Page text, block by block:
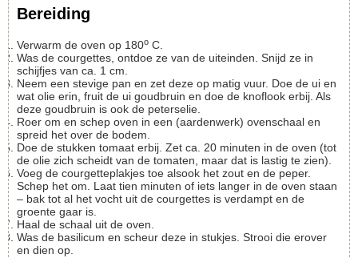
Bereiding
Verwarm de oven op 180o C.
Was de courgettes, ontdoe ze van de uiteinden. Snijd ze in
schijfjes van ca. 1 cm.
Neem een stevige pan en zet deze op matig vuur. Doe de ui en
wat olie erin, fruit de ui goudbruin en doe de knoflook erbij. Als
deze goudbruin is ook de peterselie.
Roer om en schep oven in een (aardenwerk) ovenschaal en
spreid het over de bodem.
Doe de stukken tomaat erbij. Zet ca. 20 minuten in de oven (tot
de olie zich scheidt van de tomaten, maar dat is lastig te zien).
Voeg de courgetteplakjes toe alsook het zout en de peper.
Schep het om. Laat tien minuten of iets langer in de oven staan
– bak tot al het vocht uit de courgettes is verdampt en de
groente gaar is.
Haal de schaal uit de oven.
Was de basilicum en scheur deze in stukjes. Strooi die erover
en dien op.